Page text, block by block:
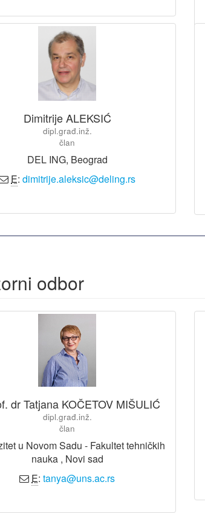
Dimitrije ALEKSIĆ
dipl.građ.inž.
član
DEL ING, Beograd
E: dimitrije.aleksic@deling.rs
odbor
dr Tatjana KOČETOV MIŠULIĆ
dipl.građ.inž.
član
u Novom Sadu - Fakultet tehničkih
nauka , Novi sad
E: tanya@uns.ac.rs